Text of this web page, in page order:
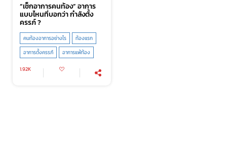
“เช็กอาการคนท้อง” อาการ
แบบไหนที่บอกว่า กำลังตั้ง
ครรภ์ ?
คนท้องอาการอย่างไร
ท้องแรก
อาการตั้งครรภ์
อาการแพ้ท้อง
1.92K